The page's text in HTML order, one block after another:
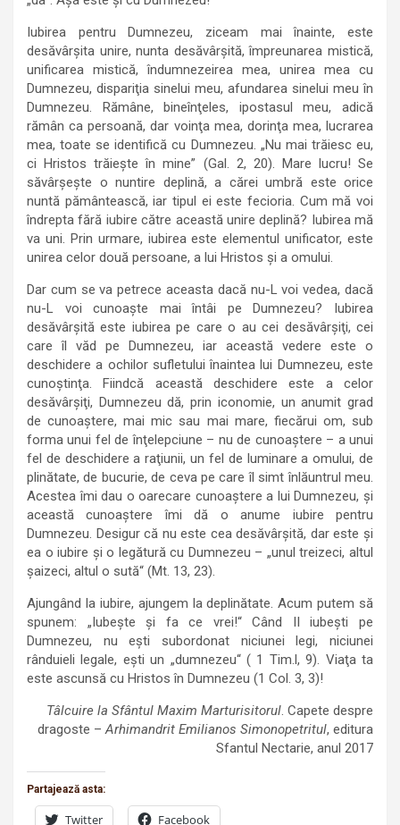
Iubirea pentru Dumnezeu, ziceam mai înainte, este
desăvârşita unire, nunta desăvârşită, împreunarea mistică,
unificarea mistică, îndumnezeirea mea, unirea mea cu
Dumnezeu, dispariţia sinelui meu, afundarea sinelui meu în
Dumnezeu. Rămâne, bineînţeles, ipostasul meu, adică
rămân ca persoană, dar voinţa mea, dorinţa mea, lucrarea
mea, toate se identifică cu Dumnezeu. „Nu mai trăiesc eu,
ci Hristos trăieşte în mine” (Gal. 2, 20). Mare lucru! Se
săvârşeşte o nuntire deplină, a cărei umbră este orice
nuntă pământească, iar tipul ei este fecioria. Cum mă voi
îndrepta fără iubire către această unire deplină? Iubirea mă
va uni. Prin urmare, iubirea este elementul unificator, este
unirea celor două persoane, a lui Hristos şi a omului.
Dar cum se va petrece aceasta dacă nu-L voi vedea, dacă
nu-L voi cunoaşte mai întâi pe Dumnezeu? Iubirea
desăvârşită este iubirea pe care o au cei desăvârşiţi, cei
care îl văd pe Dumnezeu, iar această vedere este o
deschidere a ochilor sufletului înaintea lui Dumnezeu, este
cunoştinţa. Fiindcă această deschidere este a celor
desăvârşiţi, Dumnezeu dă, prin iconomie, un anumit grad
de cunoaştere, mai mic sau mai mare, fiecărui om, sub
forma unui fel de înţelepciune – nu de cunoaştere – a unui
fel de deschidere a raţiunii, un fel de luminare a omului, de
plinătate, de bucurie, de ceva pe care îl simt înlăuntrul meu.
Acestea îmi dau o oarecare cunoaştere a lui Dumnezeu, şi
această cunoaştere îmi dă o anume iubire pentru
Dumnezeu. Desigur că nu este cea desăvârşită, dar este şi
ea o iubire şi o legătură cu Dumnezeu – „unul treizeci, altul
şaizeci, altul o sută“ (Mt. 13, 23).
Ajungând la iubire, ajungem la deplinătate. Acum putem să
spunem: „Iubeşte şi fa ce vrei!“ Când II iubeşti pe
Dumnezeu, nu eşti subordonat niciunei legi, niciunei
rânduieli legale, eşti un „dumnezeu“ ( 1 Tim.l, 9). Viaţa ta
este ascunsă cu Hristos în Dumnezeu (1 Col. 3, 3)!
Tâlcuire la Sfântul Maxim Marturisitorul. Capete despre
dragoste –Arhimandrit Emilianos Simonopetritul, editura
Sfantul Nectarie, anul 2017
Partajează asta:
Twitter Facebook